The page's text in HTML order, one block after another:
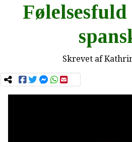
Skrevet af